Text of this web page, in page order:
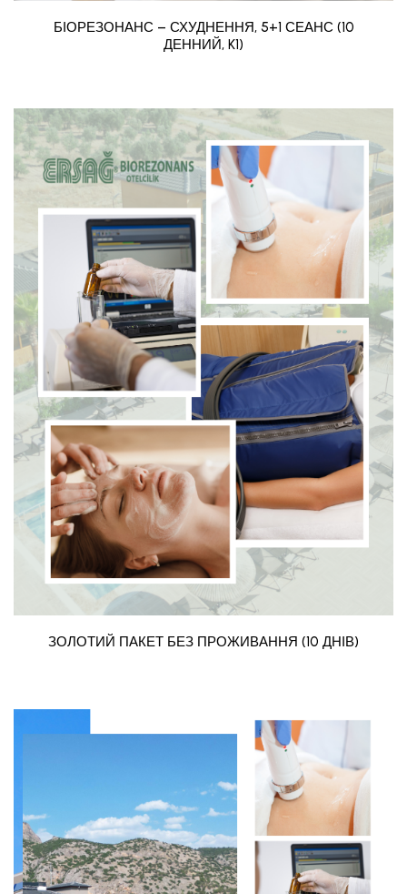
БІОРЕЗОНАНС – СХУДНЕННЯ, 5+1 СЕАНС (10
ДЕННИЙ, K1)
ЗОЛОТИЙ ПАКЕТ БЕЗ ПРОЖИВАННЯ (10 ДНІВ)